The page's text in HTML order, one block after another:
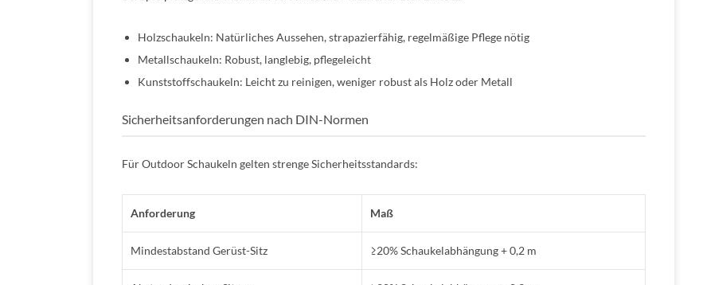
Holzschaukeln: Natürliches Aussehen, strapazierfähig, regelmäßige Pflege nötig
Metallschaukeln: Robust, langlebig, pflegeleicht
Kunststoffschaukeln: Leicht zu reinigen, weniger robust als Holz oder Metall
Sicherheitsanforderungen nach DIN-Normen
Für Outdoor Schaukeln gelten strenge Sicherheitsstandards:
Anforderung Maß
Mindestabstand Gerüst-Sitz ≥20% Schaukelabhängung + 0,2 m